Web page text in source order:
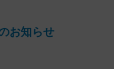
お知らせ